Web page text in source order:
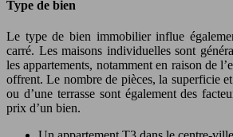
Type de bien
Le type de bien immobilier influe
carré. Les maisons individuelles sont
les appartements, notamment en raison de
offrent. Le nombre de pièces, la superficie
ou d’une terrasse sont également des
prix d’un bien.